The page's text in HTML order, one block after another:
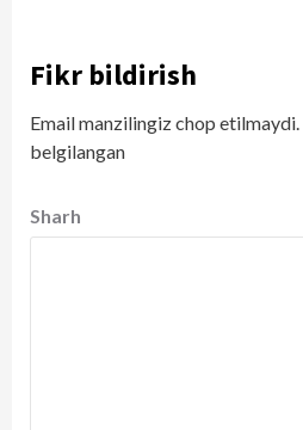
Fikr bildirish
Email manzilingiz chop etilmaydi.
belgilangan
Sharh